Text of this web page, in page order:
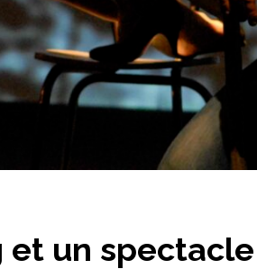
et un